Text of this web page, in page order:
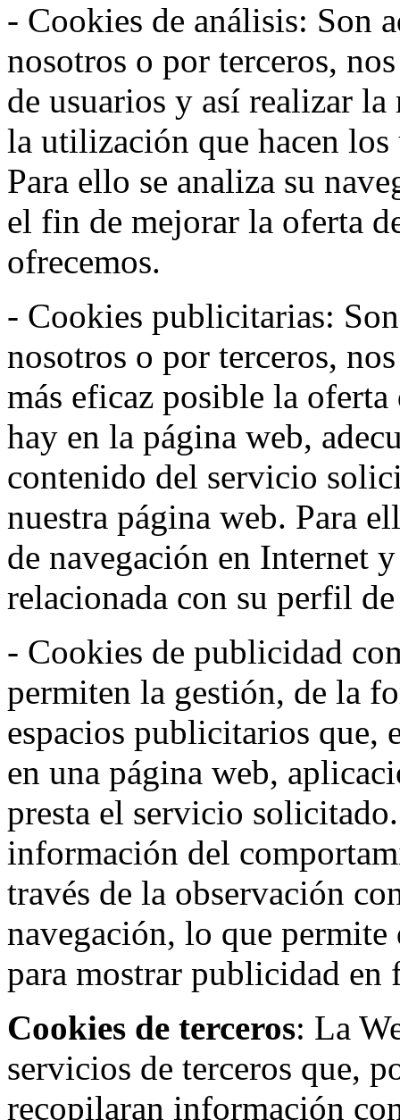
- Cookies de análisis: Son
nosotros o por terceros,
de usuarios y así realizar
la utilización que hacen
Para ello se analiza su
el fin de mejorar la oferta
ofrecemos.
- Cookies publicitarias:
nosotros o por terceros,
más eficaz posible la
hay en la página web,
contenido del servicio
nuestra página web. Para
de navegación en Internet
relacionada con su perfil
- Cookies de publicidad
permiten la gestión, de la
espacios publicitarios que,
en una página web,
presta el servicio
información del
través de la observación
navegación, lo que
para mostrar publicidad
Cookies de terceros: La
servicios de terceros que,
recopilaran información